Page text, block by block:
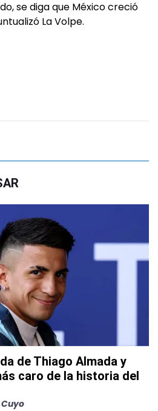
se diga que México creció
La Volpe.
de Thiago Almada y
caro de la historia del